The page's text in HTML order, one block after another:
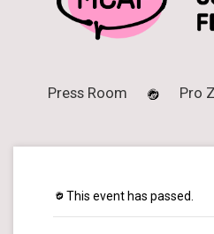
Press Room Pro
This event has passed.